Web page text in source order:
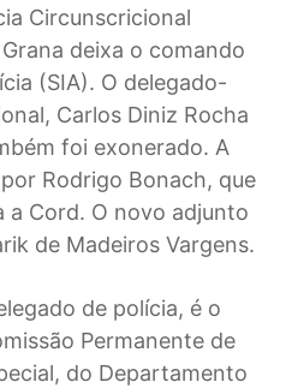
Circunscricional
deixa o comando
(SIA). O delegado-
Carlos Diniz Rocha
foi exonerado. A
Rodrigo Bonach, que
a Cord. O novo adjunto
de Madeiros Vargens.
de polícia, é o
Permanente de
do Departamento